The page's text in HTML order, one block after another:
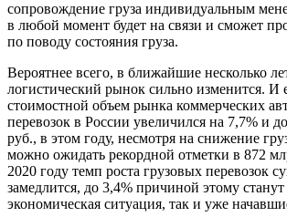
сопровождение груза индивидуальным
в любой момент будет на связи и сможет
по поводу состояния груза.
Вероятнее всего, в ближайшие несколько
логистический рынок сильно изменится. И
стоимостной объем рынка коммерческих
перевозок в России увеличился на 7,7% и
руб., в этом году, несмотря на снижение
можно ожидать рекордной отметки в 872
2020 году темп роста грузовых перевозок
замедлится, до 3,4% причиной этому
экономическая ситуация, так и уже